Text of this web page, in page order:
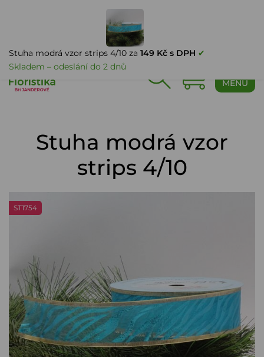
MENU
Stuha modrá vzor
strips 4/10
ST1754
Stuha modrá vzor strips 4/10 za 149 Kč s DPH ✔
Skladem – odeslání do 2 dnů